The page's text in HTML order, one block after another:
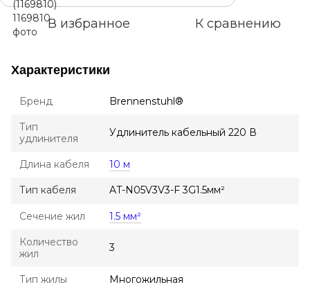
В избранное К сравнению
Характеристики
Бренд Brennenstuhl®
Тип
удлинителя
Удлинитель кабельный 220 В
Длина кабеля 10 м
Тип кабеля AT-N05V3V3-F 3G1.5мм²
Сечение жил 1.5 мм²
Количество
жил
3
Тип жилы Многожильная